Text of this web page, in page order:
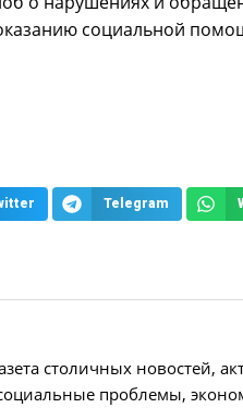
социальной
Telegram
столичных новостей,
проблемы,